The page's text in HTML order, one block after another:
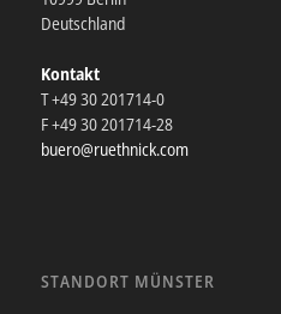
Deutschland
Kontakt
T +49 30 201714-0
F +49 30 201714-28
buero@ruethnick.com
STANDORT MÜNSTER